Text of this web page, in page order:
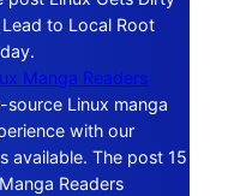
Lead to Local Root
Manga Readers
Linux manga
with our
available. The post 15
Readers